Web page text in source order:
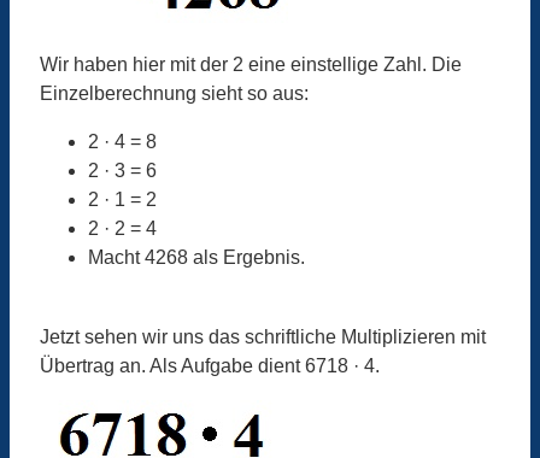
Wir haben hier mit der 2 eine einstellige Zahl. Die
Einzelberechnung sieht so aus:
2 · 4 = 8
2 · 3 = 6
2 · 1 = 2
2 · 2 = 4
Macht 4268 als Ergebnis.
Jetzt sehen wir uns das schriftliche Multiplizieren mit
Übertrag an. Als Aufgabe dient 6718 · 4.